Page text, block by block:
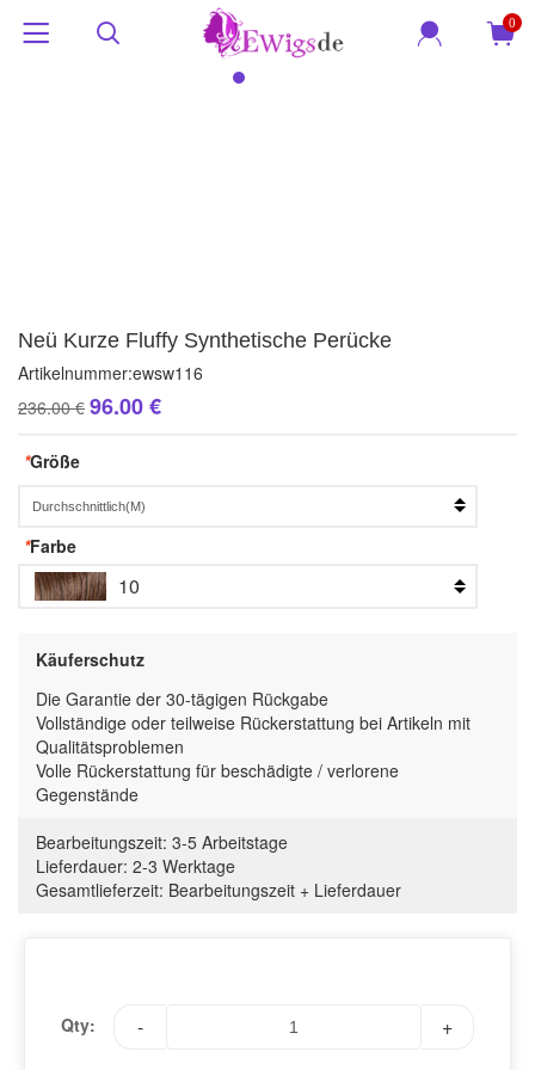
0
Neü Kurze Fluffy Synthetische Perücke
Artikelnummer:ewsw116
236.00 € 96.00 €
*Größe
*Farbe
10
Käuferschutz
Die Garantie der 30-tägigen Rückgabe
Vollständige oder teilweise Rückerstattung bei Artikeln mit
Qualitätsproblemen
Volle Rückerstattung für beschädigte / verlorene
Gegenstände
Bearbeitungszeit: 3-5 Arbeitstage
Lieferdauer: 2-3 Werktage
Gesamtlieferzeit: Bearbeitungszeit + Lieferdauer
Qty: - +